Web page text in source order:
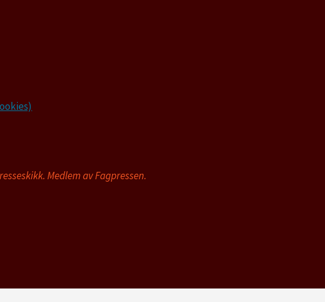
Medlem av Fagpressen.